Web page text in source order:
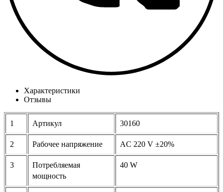
Характеристики
Отзывы
1 Артикул 30160
2 Рабочее напряжение AC 220 V ±20%
3
Потребляемая
мощность
40 W